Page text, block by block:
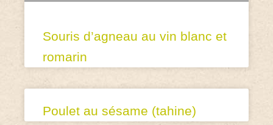
Souris d’agneau au vin blanc et
romarin
Poulet au sésame (tahine)